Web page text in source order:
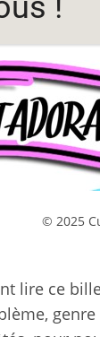
© 2025
lire ce